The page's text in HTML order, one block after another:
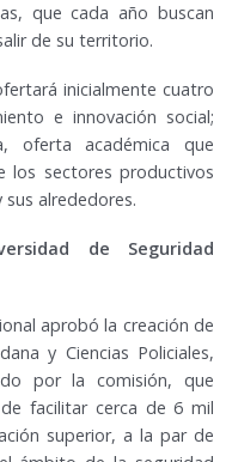
que cada año buscan
de su territorio.
inicialmente cuatro
e innovación social;
oferta académica que
los sectores productivos
sus alrededores.
de Seguridad
aprobó la creación de
y Ciencias Policiales,
por la comisión, que
facilitar cerca de 6 mil
superior, a la par de